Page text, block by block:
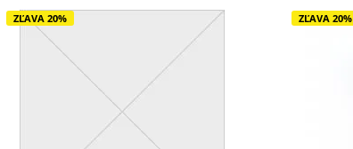
ZĽAVA 20% ZĽAVA 20%